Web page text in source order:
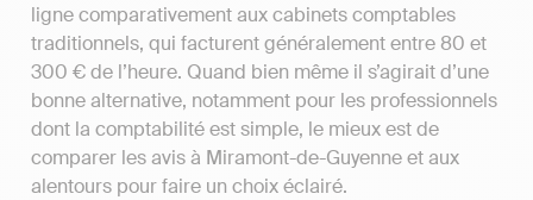
ligne comparativement aux cabinets comptables
traditionnels, qui facturent généralement entre 80 et
300 € de l’heure. Quand bien même il s’agirait d’une
bonne alternative, notamment pour les professionnels
dont la comptabilité est simple, le mieux est de
comparer les avis à Miramont-de-Guyenne et aux
alentours pour faire un choix éclairé.